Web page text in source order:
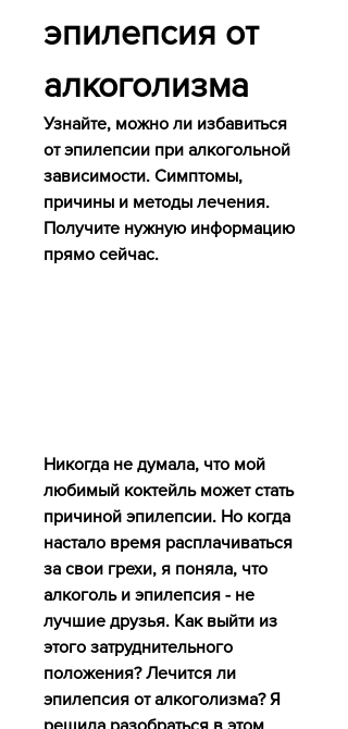
эпилепсия от
алкоголизма
Узнайте, можно ли избавиться
от эпилепсии при алкогольной
зависимости. Симптомы,
причины и методы лечения.
Получите нужную информацию
прямо сейчас.
Никогда не думала, что мой
любимый коктейль может стать
причиной эпилепсии. Но когда
настало время расплачиваться
за свои грехи, я поняла, что
алкоголь и эпилепсия - не
лучшие друзья. Как выйти из
этого затруднительного
положения? Лечится ли
эпилепсия от алкоголизма? Я